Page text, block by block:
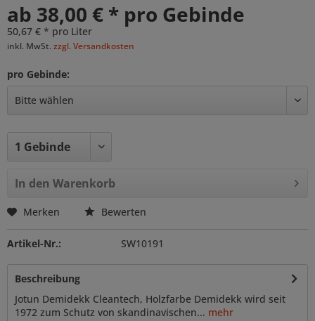
ab 38,00 € * pro Gebinde
50,67 € * pro Liter
inkl. MwSt. zzgl. Versandkosten
pro Gebinde:
In den Warenkorb
Merken Bewerten
Artikel-Nr.: SW10191
Beschreibung
Jotun Demidekk Cleantech, Holzfarbe Demidekk wird seit
1972 zum Schutz von skandinavischen... mehr